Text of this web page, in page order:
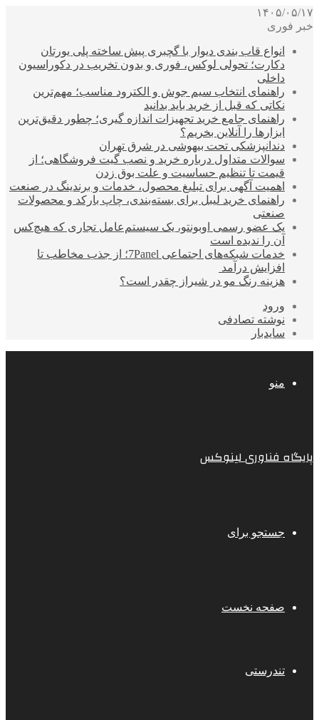
۱۴۰۵/۰۵/۱۷
خبر فوری
انواع قاب بندی دیوار با گچبری پیش ساخته پلی یورتان
دکارت؛ تحولی لوکس، فوری و بدون تخریب در دکوراسیون
داخلی
راهنمای انتخاب سیم جوش و الکترود مناسب؛ مهم‌ترین
نکاتی که قبل از خرید باید بدانید
راهنمای جامع خرید تجهیزات اندازه گیری؛ چطور دقیق‌ترین
ابزارها را آنلاین بخریم؟
دندانپزشکی تحت بیهوشی در شرق تهران
سوالات متداول درباره خرید و نصب گیت فروشگاهی؛ از
قیمت تا تنظیم حساسیت و علت بوق زدن
اهمیت آگهی برای تبلیغ محصول، خدمات و برندینگ در صنعت
راهنمای خرید لیبل برای بسته‌بندی، چاپ بارکد و محصولات
صنعتی
یک عضو رسمی اوبونتو، یک سیستم‌عامل تجاری که هیچ‌کس
آن را ندیده است
خدمات شبکه‌های اجتماعی 7Panel؛ از جذب مخاطب تا
افزایش درآمد
هزینه رنگ مو در شیراز چقدر است؟
ورود
نوشته تصادفی
سایدبار
منو
پایگاه فناوری لینوکس
جستجو برای
صفحه نخست
تندرستی